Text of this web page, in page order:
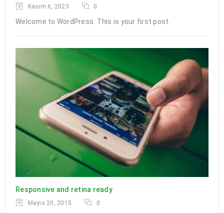
DEVAMI
Logo strong 3
0 a494c
DEVAMI
Kasım 6, 2023 0
Welcome to WordPress. This is your first post.
Responsive and retina ready
Mayıs 20, 2015 0